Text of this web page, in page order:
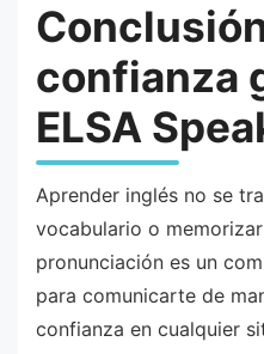
confianza
ELSA
Aprender inglés no se
vocabulario o
pronunciación es un
para comunicarte de
confianza en cualquier